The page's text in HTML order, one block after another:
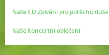
Naše CD Zpívání pro potěchu duše
Naše koncertní oblečení